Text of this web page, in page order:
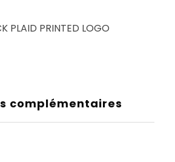
PLAID PRINTED LOGO
complémentaires